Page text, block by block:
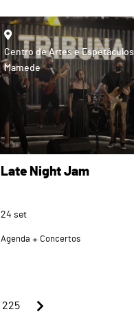
Centro de Artes e
Mamede
Late Night Jam
24 set
Agenda Concertos
225